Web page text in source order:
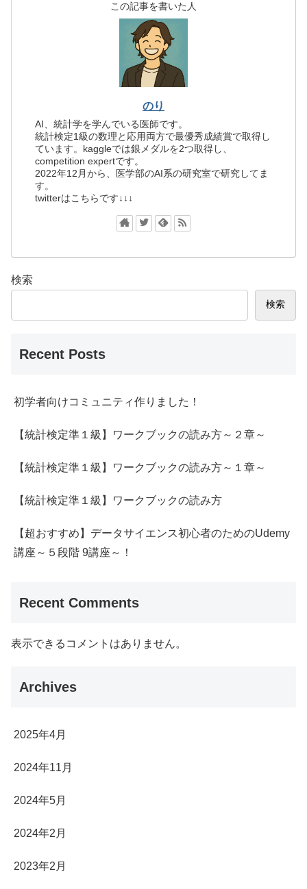
この記事を書いた人
のり
AI、統計学を学んでいる医師です。
統計検定1級の数理と応用両方で最優秀成績賞で取得し
ています。kaggleでは銀メダルを2つ取得し、
competition expertです。
2022年12月から、医学部のAI系の研究室で研究してま
す。
twitterはこちらです↓↓↓
検索
検索
Recent Posts
初学者向けコミュニティ作りました！
【統計検定準１級】ワークブックの読み方～２章～
【統計検定準１級】ワークブックの読み方～１章～
【統計検定準１級】ワークブックの読み方
【超おすすめ】データサイエンス初心者のためのUdemy
講座～５段階 9講座～！
Recent Comments
表示できるコメントはありません。
Archives
2025年4月
2024年11月
2024年5月
2024年2月
2023年2月